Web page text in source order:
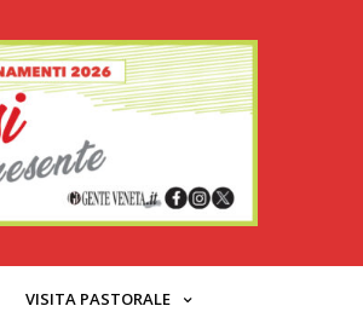
VISITA PASTORALE